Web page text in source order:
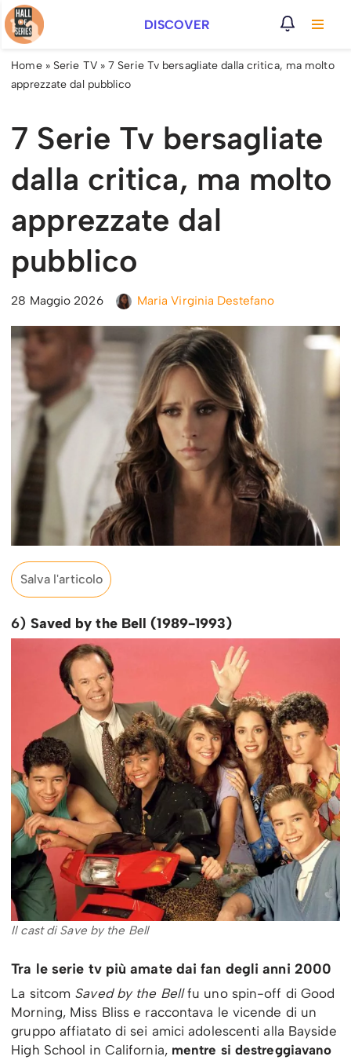
Vai
al
contenuto
DISCOVER
Home» Serie TV»7 Serie Tv bersagliate dalla critica, ma molto
apprezzate dal pubblico
7 Serie Tv bersagliate
dalla critica, ma molto
apprezzate dal
pubblico
28 Maggio 2026 Maria Virginia Destefano
Salva l'articolo
6) Saved by the Bell (1989-1993)
Il cast di Save by the Bell
Tra le serie tv più amate dai fan degli anni 2000
La sitcom Saved by the Bellfu uno spin-off di Good
Morning, Miss Bliss e raccontava le vicende di un
gruppo affiatato di sei amici adolescenti alla Bayside
High School in California, mentre si destreggiavano